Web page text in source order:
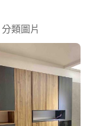
分類圖片